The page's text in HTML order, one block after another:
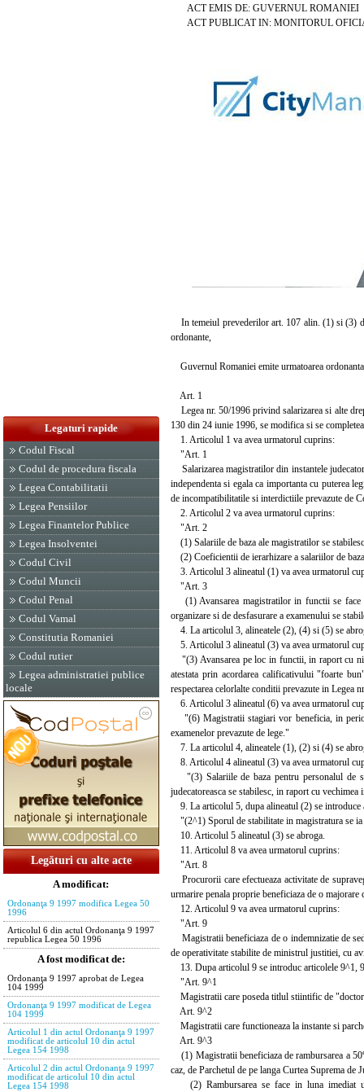
Legaturi rapide
Codul Fiscal
Codul de procedura fiscala
Legea Contabilitatii
Legea Pensiilor
Legea Finantelor Publice
Legea Insolventei
Codul Civil
Codul Muncii
Codul Penal
Codul Vamal
Constitutia Romaniei
Codul rutier
Legea administratiei publice
locale
Legături cu alte acte
A modificat:
Ordonanţa 9 1997 modifica Legea 50
1996
Articolul 6 din actul Ordonanţa 9 1997
republica Legea 50 1996
A fost modificat de:
Ordonanţa 9 1997 aprobat de Legea
104 1999
Ordonanţa 9 1997 modificat de Legea
104 1999
Articolul 1 din actul Ordonanţa 9 1997
modificat de articolul 10 din actul
Legea 154 1998
Articolul 2 din actul Ordonanţa 9 1997
modificat de articolul 10 din actul
Legea 154 1998
ACT EMIS DE: GUVERNUL ROMANIEI
ACT PUBLICAT IN: MONITORUL
In temeiul prevederilor art. 107 alin. (1) si (3)
ordonante,
Guvernul Romaniei emite urmatoarea
Art. 1
Legea nr. 50/1996 privind salarizarea si alte
130 din 24 iunie 1996, se modifica si se
1. Articolul 1 va avea urmatorul cuprins:
"Art. 1
Salarizarea magistratilor din instantele
independenta si egala ca importanta cu puterea
de incompatibilitatile si interdictiile prevazute de
2. Articolul 2 va avea urmatorul cuprins:
"Art. 2
(1) Salariile de baza ale magistratilor se
(2) Coeficientii de ierarhizare a salariilor de
3. Articolul 3 alineatul (1) va avea urmatorul
"Art. 3
(1) Avansarea magistratilor in functii se face
organizare si de desfasurare a examenului se
4. La articolul 3, alineatele (2), (4) si (5) se
5. Articolul 3 alineatul (3) va avea urmatorul
"(3) Avansarea pe loc in functii, in raport cu
atestata prin acordarea calificativului "foarte
respectarea celorlalte conditii prevazute in Legea
6. Articolul 3 alineatul (6) va avea urmatorul
"(6) Magistratii stagiari vor beneficia, in
examenelor prevazute de lege."
7. La articolul 4, alineatele (1), (2) si (4) se
8. Articolul 4 alineatul (3) va avea urmatorul
"(3) Salariile de baza pentru personalul de
judecatoreasca se stabilesc, in raport cu
9. La articolul 5, dupa alineatul (2) se
"(2^1) Sporul de stabilitate in magistratura se
10. Articolul 5 alineatul (3) se abroga.
11. Articolul 8 va avea urmatorul cuprins:
"Art. 8
Procurorii care efectueaza activitate de
urmarire penala proprie beneficiaza de o
12. Articolul 9 va avea urmatorul cuprins:
"Art. 9
Magistratii beneficiaza de o indemnizatie de
de operativitate stabilite de ministrul justitiei, cu
13. Dupa articolul 9 se introduc articolele 9^1,
"Art. 9^1
Magistratii care poseda titlul stiintific de
Art. 9^2
Magistratii care functioneaza la instante si
Art. 9^3
(1) Magistratii beneficiaza de rambursarea a
caz, de Parchetul de pe langa Curtea Suprema de
(2) Rambursarea se face in luna imediat